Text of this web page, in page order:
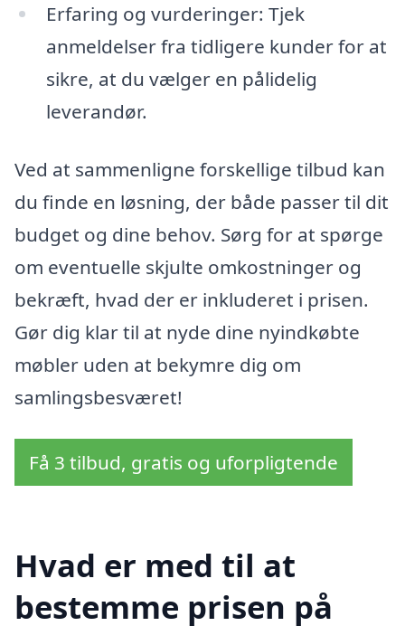
Erfaring og vurderinger: Tjek
anmeldelser fra tidligere kunder for at
sikre, at du vælger en pålidelig
leverandør.
Ved at sammenligne forskellige tilbud kan
du finde en løsning, der både passer til dit
budget og dine behov. Sørg for at spørge
om eventuelle skjulte omkostninger og
bekræft, hvad der er inkluderet i prisen.
Gør dig klar til at nyde dine nyindkøbte
møbler uden at bekymre dig om
samlingsbesværet!
Få 3 tilbud, gratis og uforpligtende
Hvad er med til at
bestemme prisen på